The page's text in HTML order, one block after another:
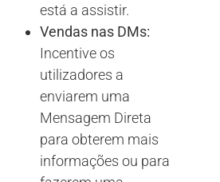
está a assistir.
Vendas nas DMs:
Incentive os
utilizadores a
enviarem uma
Mensagem Direta
para obterem mais
informações ou para